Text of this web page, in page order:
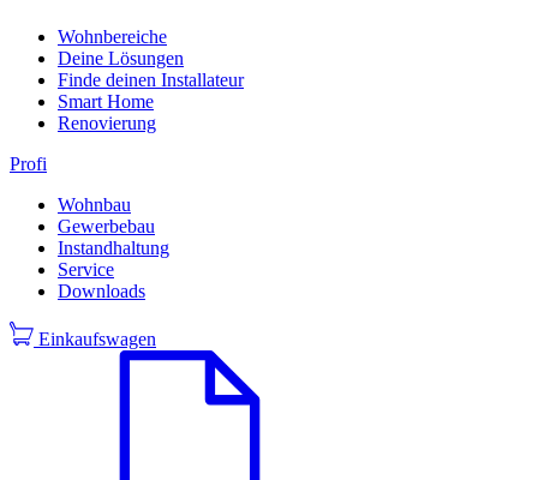
Wohnbereiche
Deine Lösungen
Finde deinen Installateur
Smart Home
Renovierung
Profi
Wohnbau
Gewerbebau
Instandhaltung
Service
Downloads
Einkaufswagen